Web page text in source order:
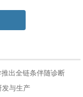
出全链条伴随诊断
发与生产